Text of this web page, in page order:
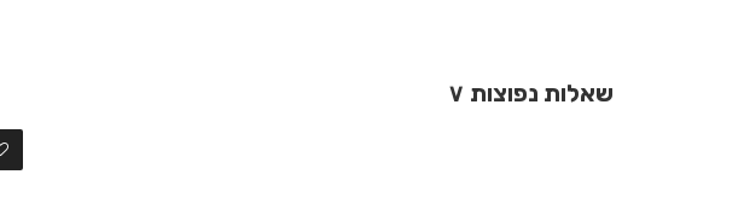
שאלות נפוצות ∨